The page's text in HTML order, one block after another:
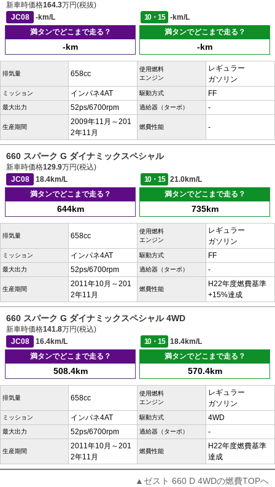
新車時価格164.3万円(税抜)
JC08
-km/L 10・15
-km/L
満タンでどこまで走る？
-km
満タンでどこまで走る？
-km
排気量 658cc
使用燃料
エンジン
レギュラー
ガソリン
ミッション インパネ4AT 駆動方式 FF
最大出力 52ps/6700rpm 過給器（ターボ） -
生産期間
2009年11月～201
2年11月
燃費性能 -
660 スパーク G ダイナミックスペシャル
新車時価格129.9万円(税込)
JC08
18.4km/L 10・15
21.0km/L
満タンでどこまで走る？
644km
満タンでどこまで走る？
735km
排気量 658cc
使用燃料
エンジン
レギュラー
ガソリン
ミッション インパネ4AT 駆動方式 FF
最大出力 52ps/6700rpm 過給器（ターボ） -
生産期間
2011年10月～201
2年11月
燃費性能
H22年度燃費基準
+15%達成
660 スパーク G ダイナミックスペシャル 4WD
新車時価格141.8万円(税込)
JC08
16.4km/L 10・15
18.4km/L
満タンでどこまで走る？
508.4km
満タンでどこまで走る？
570.4km
排気量 658cc
使用燃料
エンジン
レギュラー
ガソリン
ミッション インパネ4AT 駆動方式 4WD
最大出力 52ps/6700rpm 過給器（ターボ） -
生産期間
2011年10月～201
2年11月
燃費性能
H22年度燃費基準
達成
▲ゼスト 660 D 4WDの燃費TOPへ